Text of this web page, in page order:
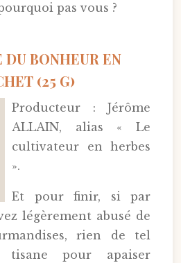
pas vous ?
DU BONHEUR EN
(25 G)
Producteur : Jérôme
ALLAIN, alias « Le
cultivateur en herbes
».
Et pour finir, si par
légèrement abusé de
rien de tel
tisane pour apaiser